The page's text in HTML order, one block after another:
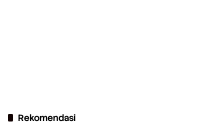
Rekomendasi